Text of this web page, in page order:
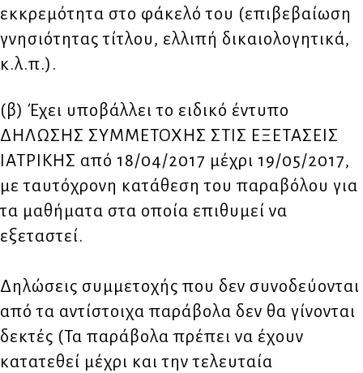
εκκρεμότητα στο φάκελό του (επιβεβαίωση
γνησιότητας τίτλου, ελλιπή δικαιολογητικά,
κ.λ.π.).
(β) Έχει υποβάλλει το ειδικό έντυπο
ΔΗΛΩΣΗΣ ΣΥΜΜΕΤΟΧΗΣ ΣΤΙΣ ΕΞΕΤΑΣΕΙΣ
ΙΑΤΡΙΚΗΣ από 18/04/2017 μέχρι 19/05/2017,
με ταυτόχρονη κατάθεση του παραβόλου για
τα μαθήματα στα οποία επιθυμεί να
εξεταστεί.
Δηλώσεις συμμετοχής που δεν συνοδεύονται
από τα αντίστοιχα παράβολα δεν θα γίνονται
δεκτές (Τα παράβολα πρέπει να έχουν
κατατεθεί μέχρι και την τελευταία